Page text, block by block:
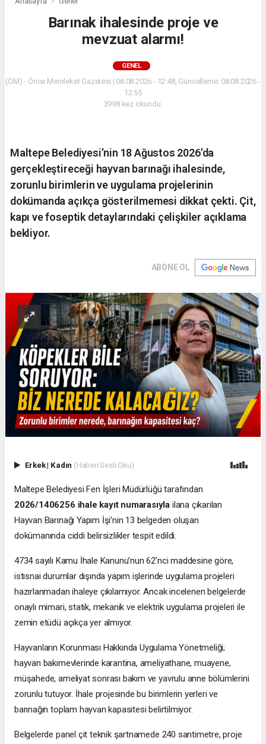
Barınak ihalesinde proje ve
mevzuat alarmı!
GENEL
(ÖM) - Önce Memleket Gazetesi | 08.08.2026 - 12:48, Güncelleme: 08.08.2026 -
12:55
3998 kez okundu.
Maltepe Belediyesi’nin 18 Ağustos 2026’da
gerçekleştireceği hayvan barınağı ihalesinde,
zorunlu birimlerin ve uygulama projelerinin
dokümanda açıkça gösterilmemesi dikkat çekti. Çit,
kapı ve foseptik detaylarındaki çelişkiler açıklama
bekliyor.
ABONE OL
Erkek| Kadın (Haberi Sesli Oku)
Maltepe Belediyesi Fen İşleri Müdürlüğü tarafından
2026/1406256 ihale kayıt numarasıyla ilana çıkarılan
Hayvan Barınağı Yapım İşi’nin 13 belgeden oluşan
dokümanında ciddi belirsizlikler tespit edildi.
4734 sayılı Kamu İhale Kanunu’nun 62’nci maddesine göre,
istisnai durumlar dışında yapım işlerinde uygulama projeleri
hazırlanmadan ihaleye çıkılamıyor. Ancak incelenen belgelerde
onaylı mimari, statik, mekanik ve elektrik uygulama projeleri ile
zemin etüdü açıkça yer almıyor.
Hayvanların Korunması Hakkında Uygulama Yönetmeliği;
hayvan bakımevlerinde karantina, ameliyathane, muayene,
müşahede, ameliyat sonrası bakım ve yavrulu anne bölümlerini
zorunlu tutuyor. İhale projesinde bu birimlerin yerleri ve
barınağın toplam hayvan kapasitesi belirtilmiyor.
Belgelerde panel çit teknik şartnamede 240 santimetre, proje